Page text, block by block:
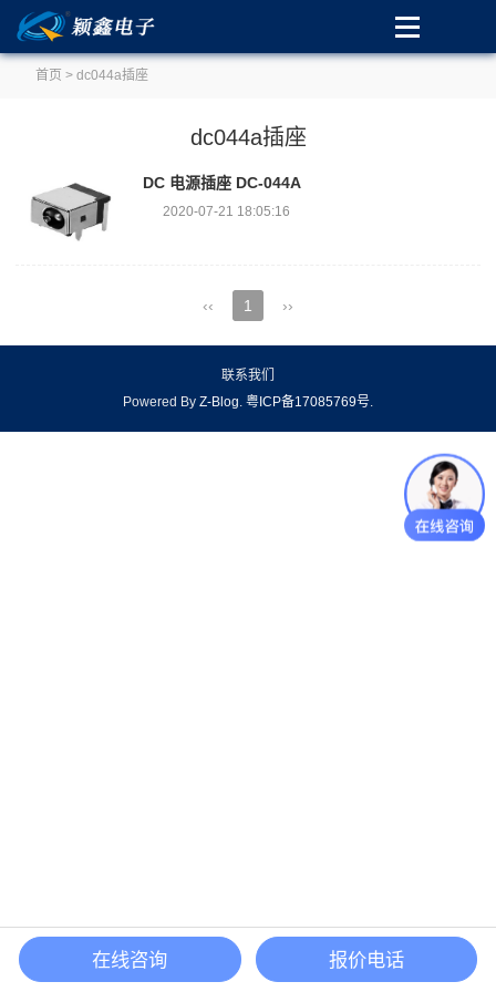
首页 > dc044a插座
dc044a插座
DC 电源插座 DC-044A
2020-07-21 18:05:16
‹‹ 1 ››
联系我们
Powered By Z-Blog. 粤ICP备17085769号.
在线咨询 报价电话